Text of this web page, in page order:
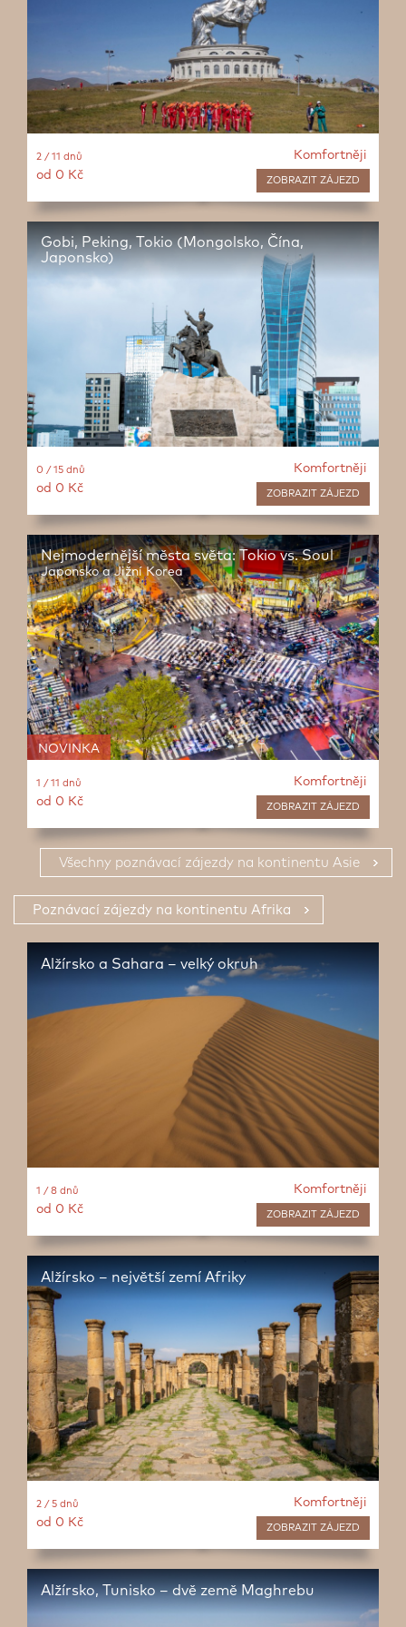
Komfortněji
ZOBRAZIT ZÁJEZD
2 / 11 dnů
od 0 Kč
Gobi, Peking, Tokio (Mongolsko, Čína,
Japonsko)
Komfortněji
ZOBRAZIT ZÁJEZD
0 / 15 dnů
od 0 Kč
NOVINKA
Nejmodernější města světa: Tokio vs. Soul
Japonsko a Jižní Korea
Komfortněji
ZOBRAZIT ZÁJEZD
1 / 11 dnů
od 0 Kč
Všechny poznávací zájezdy na kontinentu Asie
Poznávací zájezdy na kontinentu Afrika
Alžírsko a Sahara – velký okruh
Komfortněji
ZOBRAZIT ZÁJEZD
1 / 8 dnů
od 0 Kč
Alžírsko – největší zemí Afriky
Komfortněji
ZOBRAZIT ZÁJEZD
2 / 5 dnů
od 0 Kč
Alžírsko, Tunisko – dvě země Maghrebu